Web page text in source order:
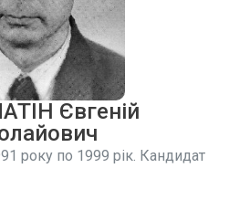
Євгеній
року по 1999 рік. Кандидат